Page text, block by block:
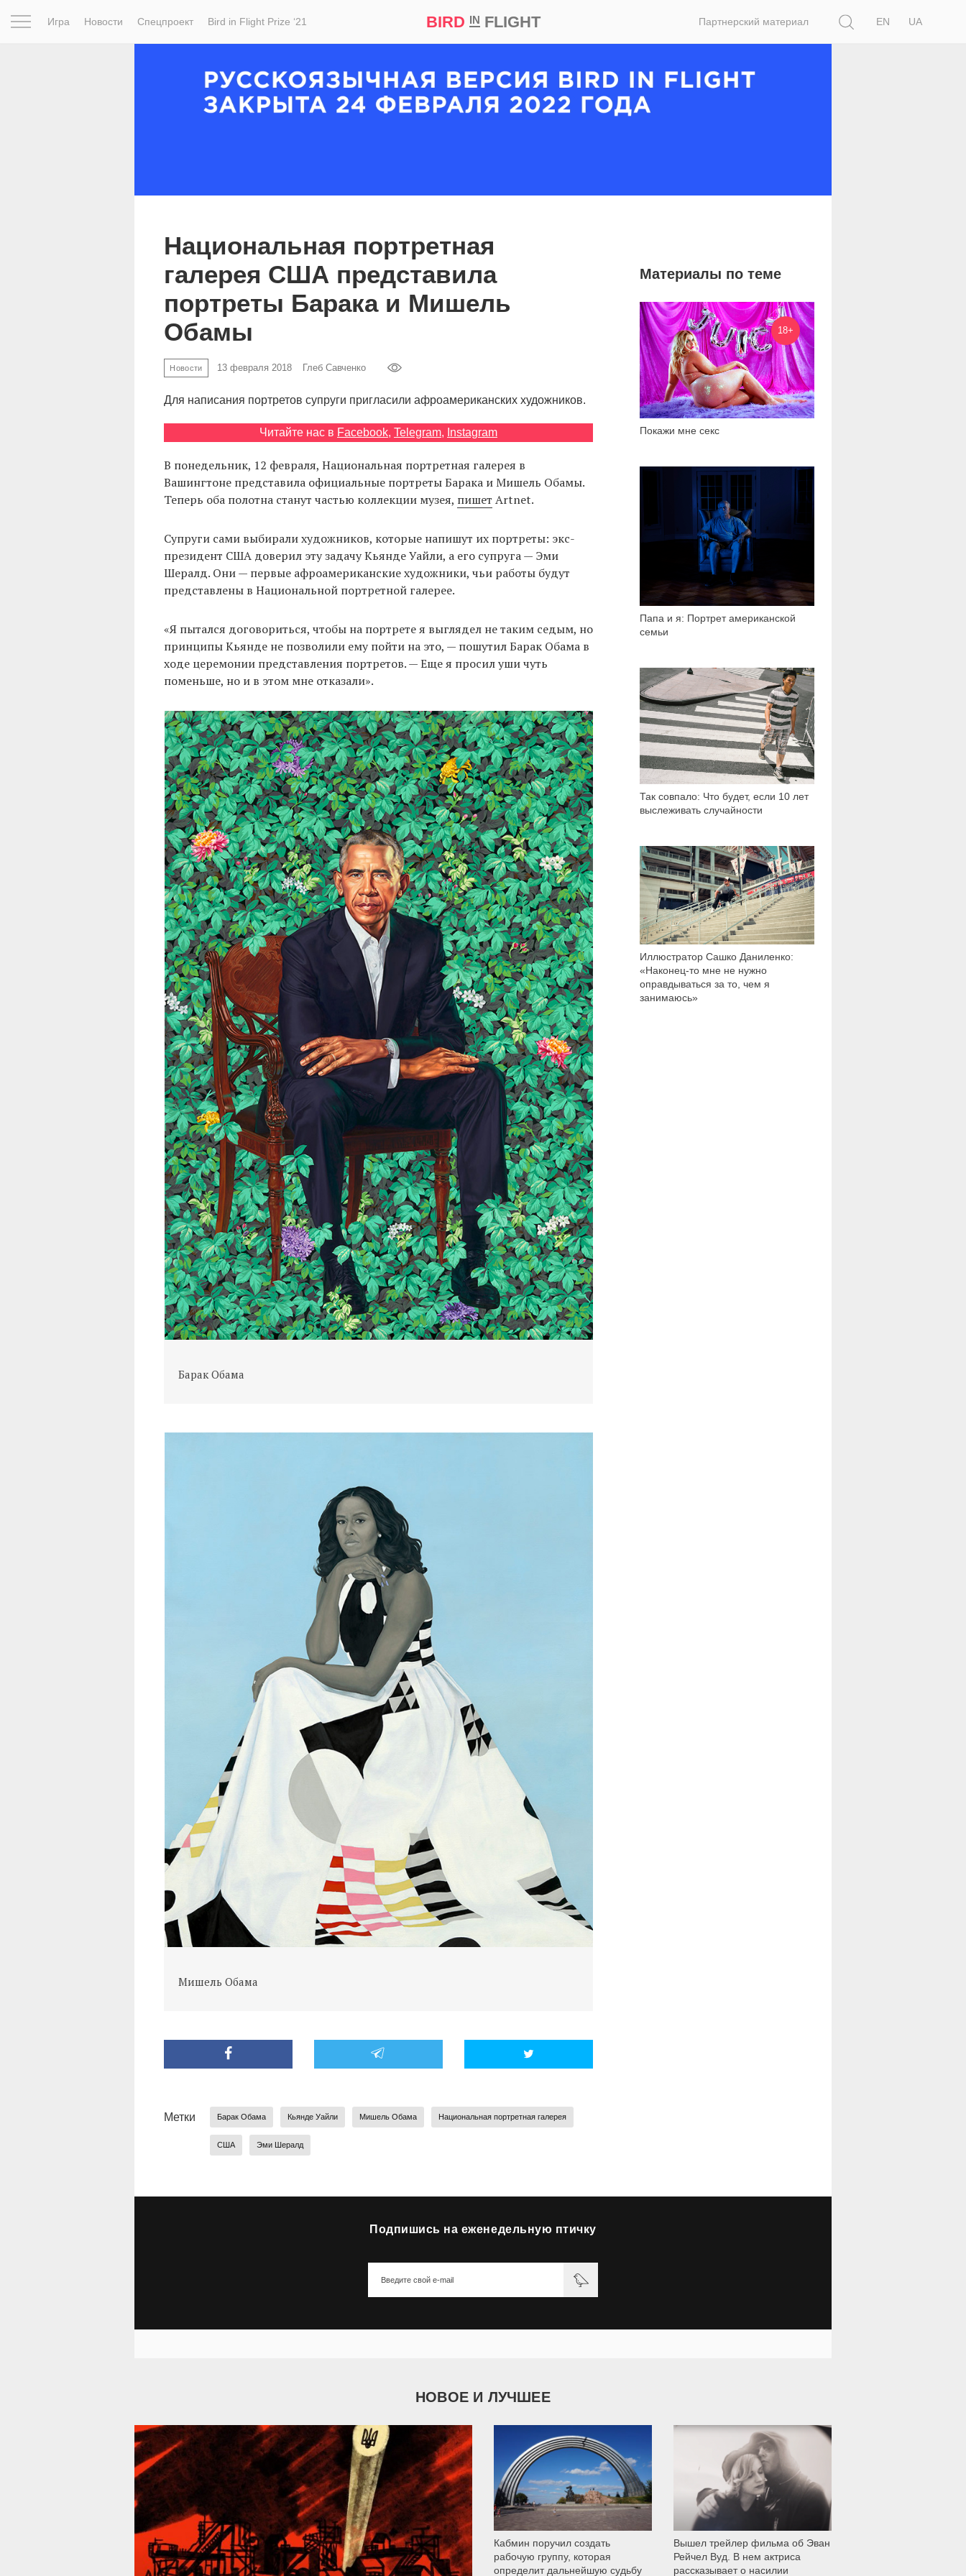
Игра Новости Спецпроект Bird in Flight Prize ‘21 BIRD INFLIGHT Партнерский материал
EN
UA
Национальная портретная
галерея США представила
портреты Барака и Мишель
Обамы
Новости 13 февраля 2018 Глеб Савченко
Для написания портретов супруги пригласили афроамериканских художников.
Читайте нас в Facebook, Telegram, Instagram
В понедельник, 12 февраля, Национальная портретная галерея в
Вашингтоне представила официальные портреты Барака и Мишель Обамы.
Теперь оба полотна станут частью коллекции музея, пишет Artnet.
Супруги сами выбирали художников, которые напишут их портреты: экс-
президент США доверил эту задачу Кьянде Уайли, а его супруга — Эми
Шералд. Они — первые афроамериканские художники, чьи работы будут
представлены в Национальной портретной галерее.
«Я пытался договориться, чтобы на портрете я выглядел не таким седым, но
принципы Кьянде не позволили ему пойти на это, — пошутил Барак Обама в
ходе церемонии представления портретов. — Еще я просил уши чуть
поменьше, но и в этом мне отказали».
Барак Обама
Мишель Обама
Метки Барак Обама Кьянде Уайли Мишель Обама Национальная портретная галерея
США Эми Шералд
Материалы по теме
18+
Покажи мне секс
22 770
Папа и я: Портрет американской
семьи
Так совпало: Что будет, если 10 лет
выслеживать случайности
6 482
Иллюстратор Сашко Даниленко:
«Наконец-то мне не нужно
оправдываться за то, чем я
занимаюсь»
2 816
Подпишись на еженедельную птичку
НОВОЕ И ЛУЧШЕЕ
39 301
Кабмин поручил создать
рабочую группу, которая
определит дальнейшую судьбу
9 792
Вышел трейлер фильма об Эван
Рейчел Вуд. В нем актриса
рассказывает о насилии